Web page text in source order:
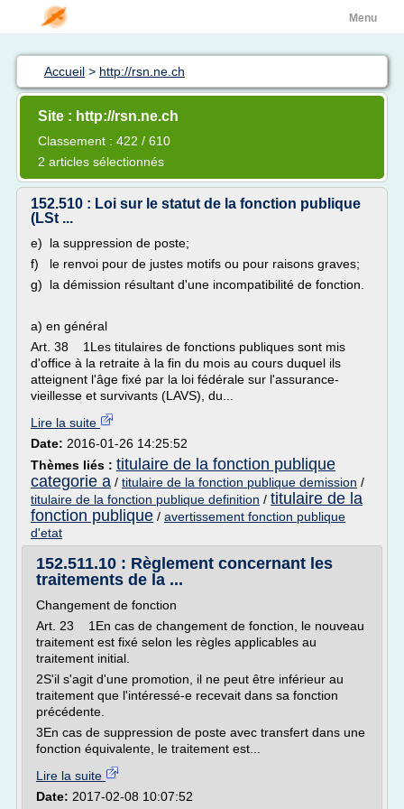
Menu
Accueil > http://rsn.ne.ch
Site : http://rsn.ne.ch
Classement : 422 / 610
2 articles sélectionnés
152.510 : Loi sur le statut de la fonction publique
(LSt ...
e) la suppression de poste;
f) le renvoi pour de justes motifs ou pour raisons graves;
g) la démission résultant d'une incompatibilité de fonction.
a) en général
Art. 38 1Les titulaires de fonctions publiques sont mis
d'office à la retraite à la fin du mois au cours duquel ils
atteignent l'âge fixé par la loi fédérale sur l'assurance-
vieillesse et survivants (LAVS), du...
Lire la suite
Date: 2016-01-26 14:25:52
Thèmes liés : titulaire de la fonction publique
categorie a / titulaire de la fonction publique demission /
titulaire de la fonction publique definition / titulaire de la
fonction publique / avertissement fonction publique
d'etat
152.511.10 : Règlement concernant les
traitements de la ...
Changement de fonction
Art. 23 1En cas de changement de fonction, le nouveau
traitement est fixé selon les règles applicables au
traitement initial.
2S'il s'agit d'une promotion, il ne peut être inférieur au
traitement que l'intéressé-e recevait dans sa fonction
précédente.
3En cas de suppression de poste avec transfert dans une
fonction équivalente, le traitement est...
Lire la suite
Date: 2017-02-08 10:07:52